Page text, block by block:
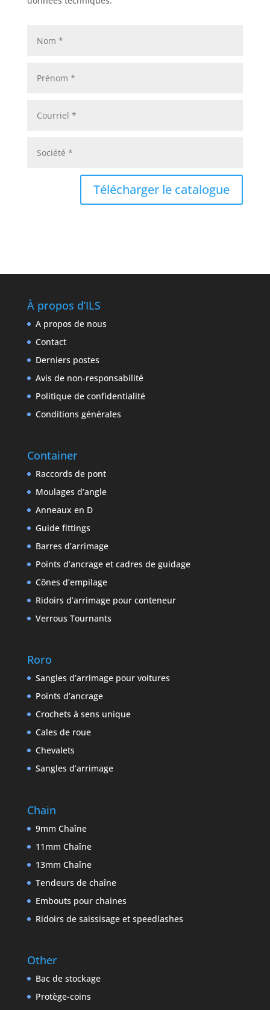
Télécharger le catalogue
À propos d’ILS
A propos de nous
Contact
Derniers postes
Avis de non-responsabilité
Politique de confidentialité
Conditions générales
Container
Raccords de pont
Moulages d’angle
Anneaux en D
Guide fittings
Barres d’arrimage
Points d’ancrage et cadres de guidage
Cônes d’empilage
Ridoirs d’arrimage pour conteneur
Verrous Tournants
Roro
Sangles d’arrimage pour voitures
Points d’ancrage
Crochets à sens unique
Cales de roue
Chevalets
Sangles d’arrimage
Chain
9mm Chaîne
11mm Chaîne
13mm Chaîne
Tendeurs de chaîne
Embouts pour chaines
Ridoirs de saissisage et speedlashes
Other
Bac de stockage
Protège-coins